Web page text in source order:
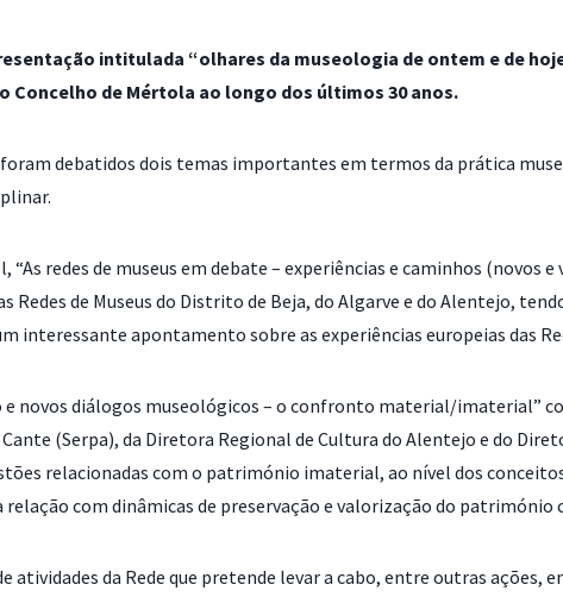
intitulada “olhares da museologia de ontem e de
Concelho de Mértola ao longo dos últimos 30 anos.
debatidos dois temas importantes em termos da prática
“As redes de museus em debate – experiências e caminhos (novos
Redes de Museus do Distrito de Beja, do Algarve e do Alentejo,
interessante apontamento sobre as experiências europeias das
e novos diálogos museológicos – o confronto material/imaterial”
Cante (Serpa), da Diretora Regional de Cultura do Alentejo e do
relacionadas com o património imaterial, ao nível dos
com dinâmicas de preservação e valorização do património
da Rede que pretende levar a cabo, entre outras ações,